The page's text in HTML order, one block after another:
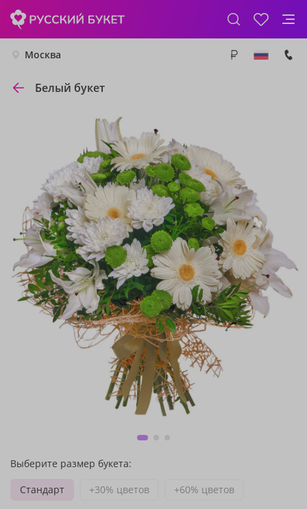
Москва
Белый букет
Выберите размер букета:
Стандарт
+30% цветов +60% цветов